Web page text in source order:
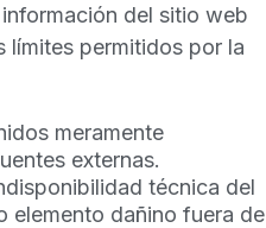
del sitio web
límites permitidos por la
meramente
externas.
técnica del
elemento dañino fuera de